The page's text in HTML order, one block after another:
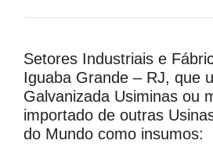
Setores Industriais e
Iguaba Grande – RJ, que
Galvanizada Usiminas ou
importado de outras
do Mundo como insumos: